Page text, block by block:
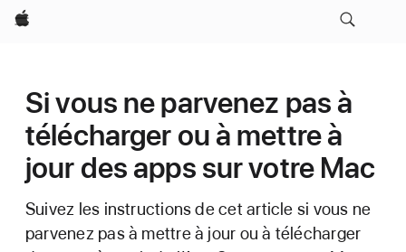
Apple
Si vous ne parvenez pas à
télécharger ou à mettre à
jour des apps sur votre Mac
Suivez les instructions de cet article si vous ne
parvenez pas à mettre à jour ou à télécharger